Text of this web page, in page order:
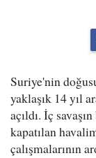
Suriye'nin
yaklaşık 14 yıl
açıldı. İç
kapatılan
çalışmalarının